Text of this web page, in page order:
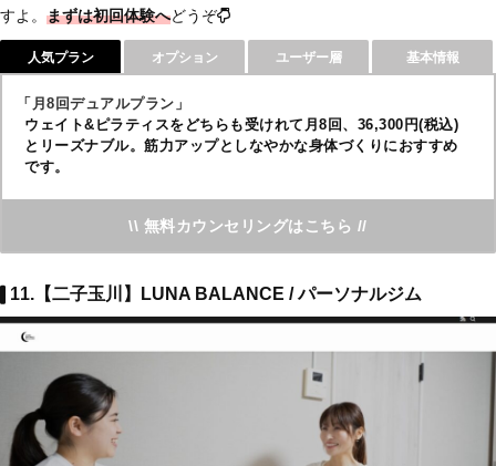
すよ。 まずは初回体験へどうぞ
人気プラン オプション ユーザー層 基本情報
「月8回デュアルプラン」
ウェイト&ピラティスをどちらも受けれて月8回、36,300円(税込)
とリーズナブル。筋力アップとしなやかな身体づくりにおすすめ
です。
\\ 無料カウンセリングはこちら //
11.【二子玉川】LUNA BALANCE / パーソナルジム